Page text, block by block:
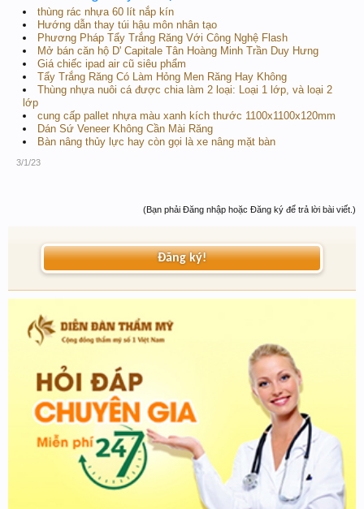
thùng rác nhựa 60 lít nắp kín
Hướng dẫn thay túi hậu môn nhân tạo
Phương Pháp Tẩy Trắng Răng Với Công Nghệ Flash
Mở bán căn hộ D' Capitale Tân Hoàng Minh Trần Duy Hưng
Giá chiếc ipad air cũ siêu phẩm
Tẩy Trắng Răng Có Làm Hỏng Men Răng Hay Không
Thùng nhựa nuôi cá được chia làm 2 loại: Loại 1 lớp, và loại 2
lớp
cung cấp pallet nhựa màu xanh kích thước 1100x1100x120mm
Dán Sứ Veneer Không Cần Mài Răng
Bàn nâng thủy lực hay còn gọi là xe nâng mặt bàn
3/1/23
(Bạn phải Đăng nhập hoặc Đăng ký để trả lời bài viết.)
Đăng ký!